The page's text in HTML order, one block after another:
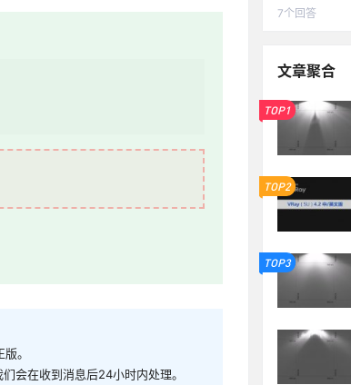
。
会在收到消息后24小时内处理。
7个回答
文章聚合
TOP1
TOP2
TOP3